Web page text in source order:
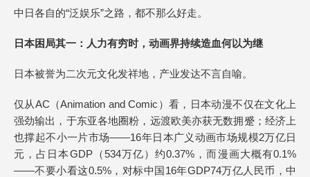
中日各自的“泛娱乐”之路，都不那么好走。
日本困局其一：人力有穷时，动画界持续造血何以为继
日本被誉为二次元文化发祥地，产业发达不言自喻。
仅从AC（Animation and Comic）看，日本动漫不仅在文化上
强劲输出，于东亚各地圈粉，远渡欧美亦获无数拥蹙；经济上
也撑起不小一片市场——16年日本广义动画市场规模2万亿日
元，占日本GDP（534万亿）约0.37%，而漫画大概有0.1%
——不要小看这0.5%，对标中国16年GDP74万亿人民币，中